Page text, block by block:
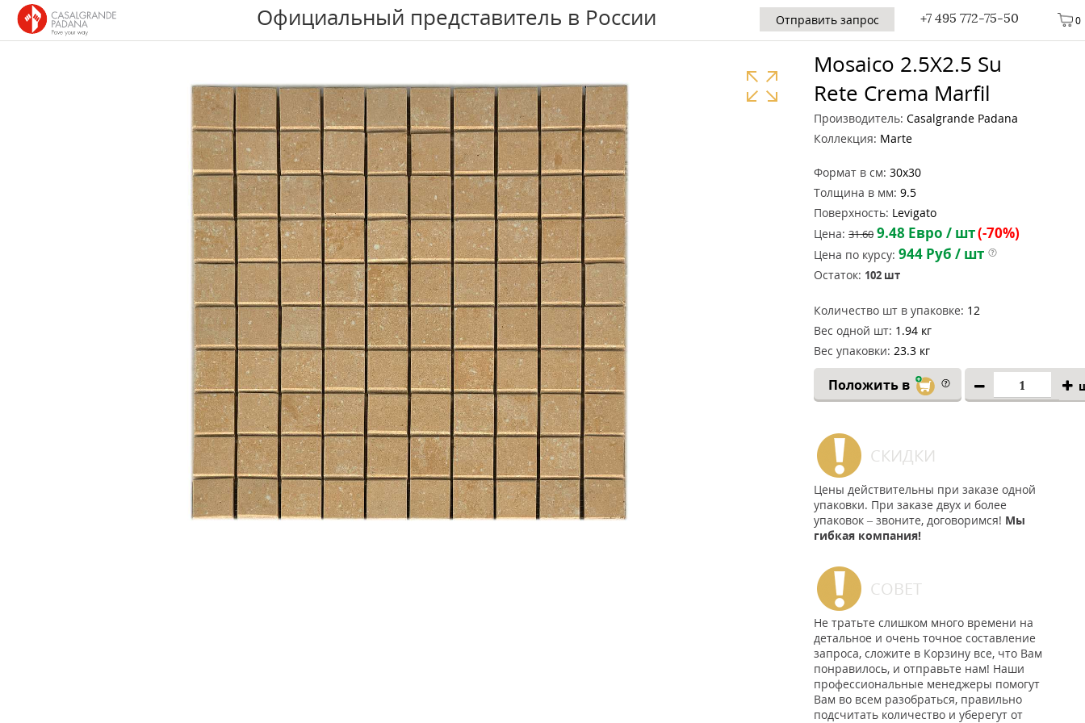
0
Официальный представитель в России +7 495 772-75-50
Отправить запрос
Mosaico 2.5X2.5 Su
Rete Crema Marfil
Производитель: Casalgrande Padana
Коллекция: Marte
Формат в см: 30x30
Толщина в мм: 9.5
Поверхность: Levigato
Цена: 31.60 9.48 Евро / шт(-70%)
Цена по курсу: 944 Руб / шт
Остаток: 102 шт
Количество шт в упаковке: 12
Вес одной шт: 1.94 кг
Вес упаковки: 23.3 кг
Положить в
СКИДКИ
Цены действительны при заказе одной
упаковки. При заказе двух и более
упаковок – звоните, договоримся! Мы
гибкая компания!
СОВЕТ
Не тратьте слишком много времени на
детальное и очень точное составление
запроса, сложите в Корзину все, что Вам
понравилось, и отправьте нам! Наши
профессиональные менеджеры помогут
Вам во всем разобраться, правильно
подсчитать количество и уберегут от